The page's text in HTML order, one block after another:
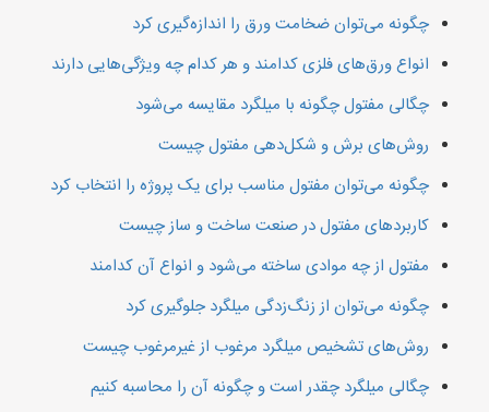
چگونه می‌توان ضخامت ورق را اندازه‌گیری کرد
انواع ورق‌های فلزی کدامند و هر کدام چه ویژگی‌هایی دارند
چگالی مفتول چگونه با میلگرد مقایسه می‌شود
روش‌های برش و شکل‌دهی مفتول چیست
چگونه می‌توان مفتول مناسب برای یک پروژه را انتخاب کرد
کاربردهای مفتول در صنعت ساخت و ساز چیست
مفتول از چه موادی ساخته می‌شود و انواع آن کدامند
چگونه می‌توان از زنگ‌زدگی میلگرد جلوگیری کرد
روش‌های تشخیص میلگرد مرغوب از غیرمرغوب چیست
چگالی میلگرد چقدر است و چگونه آن را محاسبه کنیم